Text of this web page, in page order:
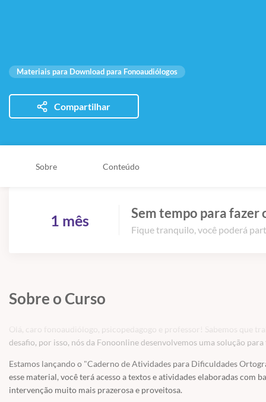
Materiais para Download para Fonoaudiólogos
Compartilhar
Sobre Conteúdo
1 mês Sem tempo para fazer
Fique tranquilo, você poderá
Sobre o Curso
Olá, caro fonoaudiólogo, psicopedagogo e professor! Sabemos que
desafio, por isso, nós da Fonoonline desenvolvemos uma solução
Estamos lançando o "Caderno de Atividades para Dificuldades
esse material, você terá acesso a textos e atividades elaboradas com
intervenção muito mais prazerosa e proveitosa.